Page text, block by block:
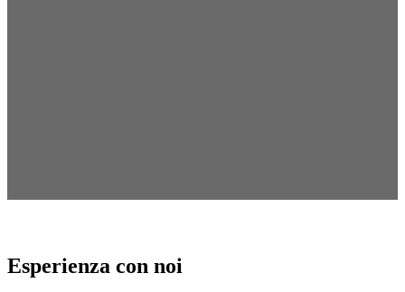
Esperienza con noi